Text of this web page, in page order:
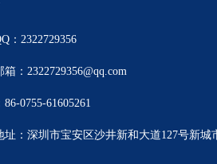
：2322729356
箱：2322729356@qq.com
86-0755-61605261
址：深圳市宝安区沙井新和大道127号新城